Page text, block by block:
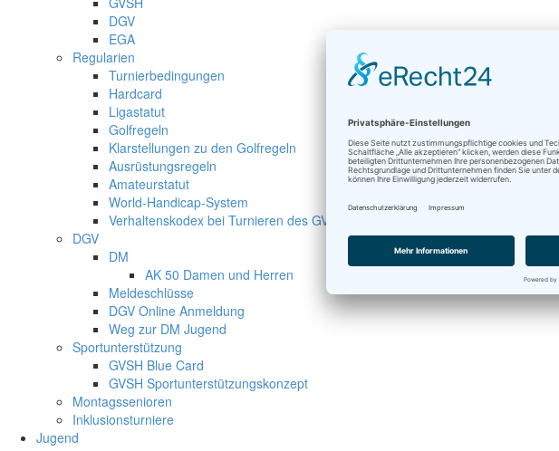
DGV
EGA
Regularien
Turnierbedingungen
Hardcard
Ligastatut
Golfregeln
Klarstellungen zu den Golfregeln
Ausrüstungsregeln
Amateurstatut
World-Handicap-System
Verhaltenskodex bei Turnieren des GVSH
DGV
DM
AK 50 Damen und Herren
Meldeschlüsse
DGV Online Anmeldung
Weg zur DM Jugend
Sportunterstützung
GVSH Blue Card
GVSH Sportunterstützungskonzept
Montagssenioren
Inklusionsturniere
Jugend